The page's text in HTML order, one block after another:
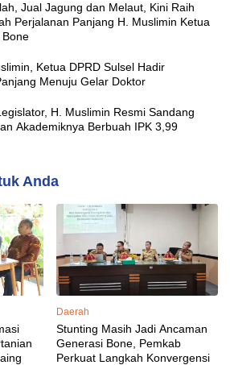
Jual Jagung dan Melaut, Kini Raih
Perjalanan Panjang H. Muslimin Ketua
Bone
Ketua DPRD Sulsel Hadir
Menuju Gelar Doktor
H. Muslimin Resmi Sandang
Akademiknya Berbuah IPK 3,99
Anda
Daerah
Stunting Masih Jadi Ancaman
Generasi Bone, Pemkab
Perkuat Langkah Konvergensi